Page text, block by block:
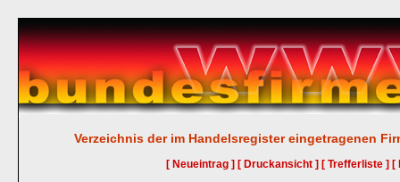
Verzeichnis der im Handelsregister eingetragenen
[ Neueintrag ] [ Druckansicht ] [ Trefferliste ] [